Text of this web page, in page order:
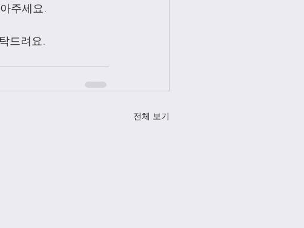
주세요.
드려요.
전체 보기